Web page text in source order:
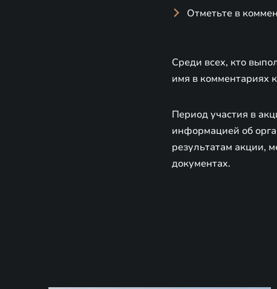
Отметьте в
Среди всех, кто
имя в комментариях
Период участия в
информацией об
результатам акции,
документах.